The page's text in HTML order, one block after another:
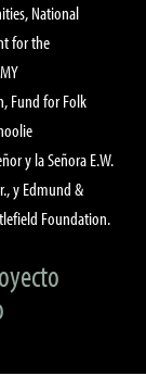
National
for the
Fund for Folk
y la Señora E.W.
y Edmund &
Foundation.